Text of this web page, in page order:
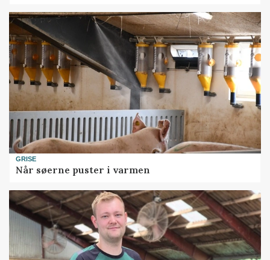
GRISE
Når søerne puster i varmen